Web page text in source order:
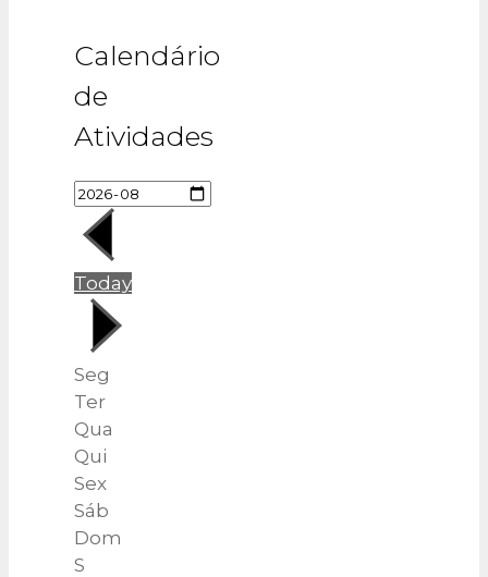
Calendário
de
Atividades
Today
Seg
Ter
Qua
Qui
Sex
Sáb
Dom
S